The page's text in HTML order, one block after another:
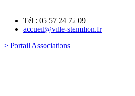
Tél : 05 57 24 72 09
accueil@ville-stemilion.fr
> Portail Associations